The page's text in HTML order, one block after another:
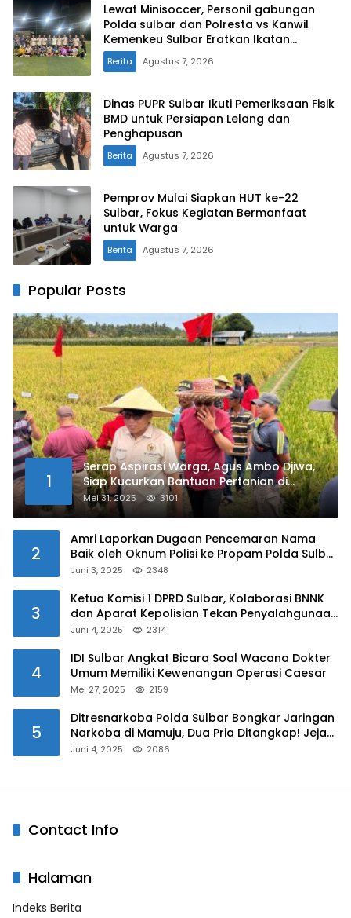
Lewat Minisoccer, Personil gabungan
Polda sulbar dan Polresta vs Kanwil
Kemenkeu Sulbar Eratkan Ikatan
Persaudaraan
Berita Agustus 7, 2026
Dinas PUPR Sulbar Ikuti Pemeriksaan Fisik
BMD untuk Persiapan Lelang dan
Berita Agustus 7, 2026
Pemprov Mulai Siapkan HUT ke-22
Sulbar, Fokus Kegiatan Bermanfaat
untuk Warga
Berita Agustus 7, 2026
Popular Posts
1
Serap Aspirasi Warga, Agus Ambo Djiwa,
Siap Kucurkan Bantuan Pertanian di
Kalukku
Mei 31, 2025 3101
2
Amri Laporkan Dugaan Pencemaran Nama
Baik oleh Oknum Polisi ke Propam Polda Sulbar
Juni 3, 2025 2348
3
Ketua Komisi 1 DPRD Sulbar, Kolaborasi BNNK
dan Aparat Kepolisian Tekan Penyalahgunaan
Juni 4, 2025 2314
4
IDI Sulbar Angkat Bicara Soal Wacana Dokter
Umum Memiliki Kewenangan Operasi Caesar
Mei 27, 2025 2159
5
Ditresnarkoba Polda Sulbar Bongkar Jaringan
Narkoba di Mamuju, Dua Pria Ditangkap! Jejak
Juni 4, 2025 2086
Contact Info
Halaman
Indeks Berita